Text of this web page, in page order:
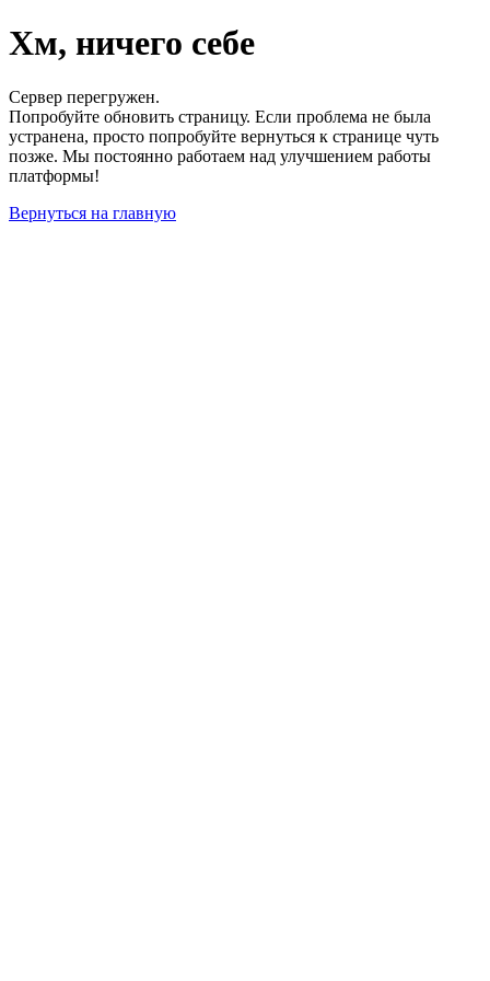
Хм, ничего себе
Сервер перегружен.
Попробуйте обновить страницу. Если проблема не была
устранена, просто попробуйте вернуться к странице чуть
позже. Мы постоянно работаем над улучшением работы
платформы!
Вернуться на главную